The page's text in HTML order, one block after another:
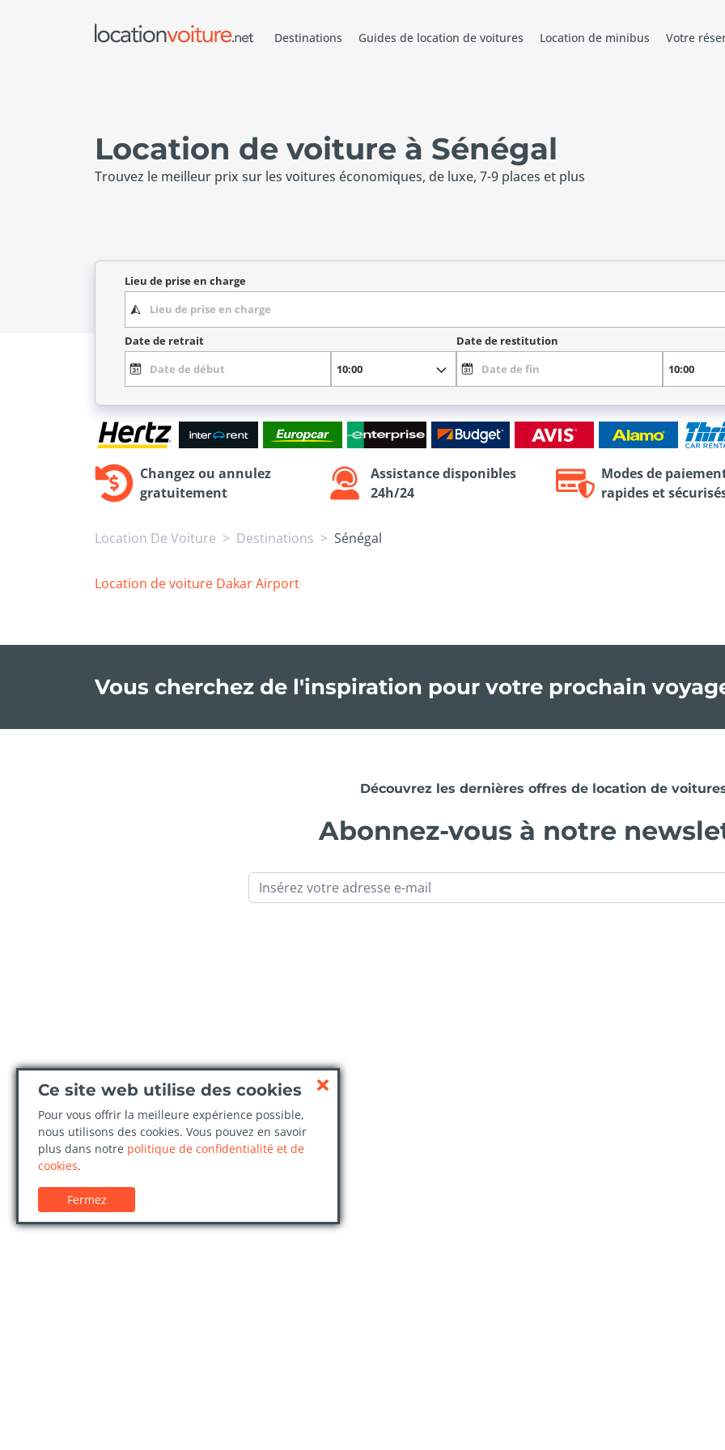
Destinations Guides de location de voitures Location de minibus Votre
Location de voiture à Sénégal
Trouvez le meilleur prix sur les voitures économiques, de luxe, 7-9 places et plus
Lieu de prise en charge
Date de retrait
Date de restitution
Changez ou annulez
gratuitement
Assistance disponibles
24h/24
Modes de
rapides et
Location De Voiture Destinations Sénégal
Location devoiture Dakar Airport
Vous cherchez de l'inspiration pour votre prochain
Découvrez les dernières offres de location de
Abonnez-vous à notre
Email
Ce site web utilise des cookies
Pour vous offrir la meilleure expérience possible,
nous utilisons des cookies. Vous pouvez en savoir
plus dans notre politique de confidentialité et de
cookies.
Fermez